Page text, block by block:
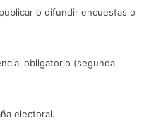
o difundir encuestas o
obligatorio (segunda
electoral.